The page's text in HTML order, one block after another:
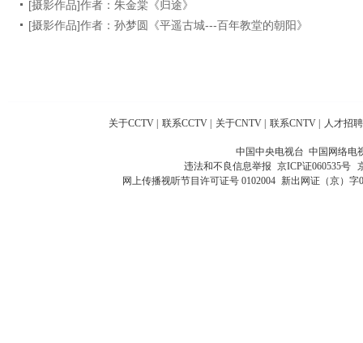
[摄影作品]作者：朱金棠《归途》
[摄影作品]作者：孙梦圆《平遥古城---百年教堂的朝阳》
关于CCTV 联系CCTV 关于CNTV 联系CNTV 人才招聘
中国中央电视台 中国网络电
违法和不良信息举报 京ICP证060535号
网上传播视听节目许可证号 0102004 新出网证（京）